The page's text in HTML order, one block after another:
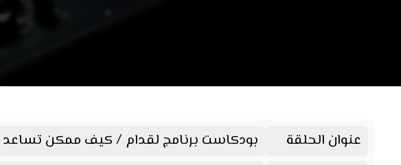
عنوان الحلقة
بودكاست برنامج لقدام / كيف ممكن تساعد